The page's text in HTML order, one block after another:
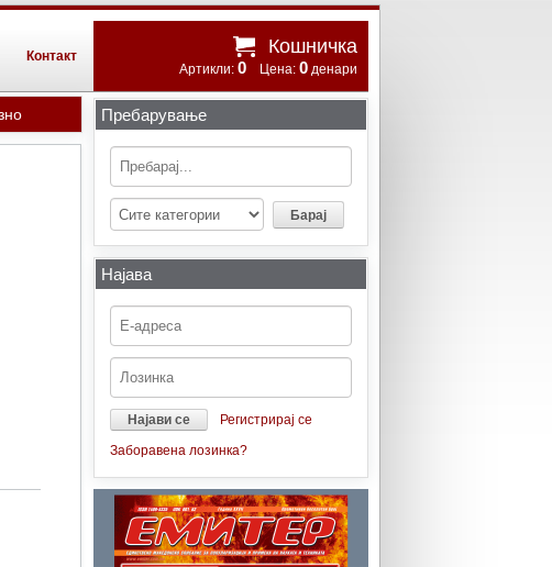
Кошничка
Артикли: 0 Цена: 0 денари
Контакт
Пребарување
Најава
Регистрирај се
Заборавена лозинка?